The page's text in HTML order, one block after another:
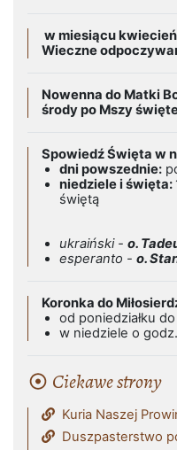
w miesiącu
Wieczne
Nowenna do Matki
środy po Mszy
Spowiedź Święta w
dni powszednie:
niedziele i święta:
świętą
ukraiński - o.
esperanto - o.
Koronka do
od poniedziałku
w niedziele o
Ciekawe strony
Kuria Naszej
Duszpasterstwo